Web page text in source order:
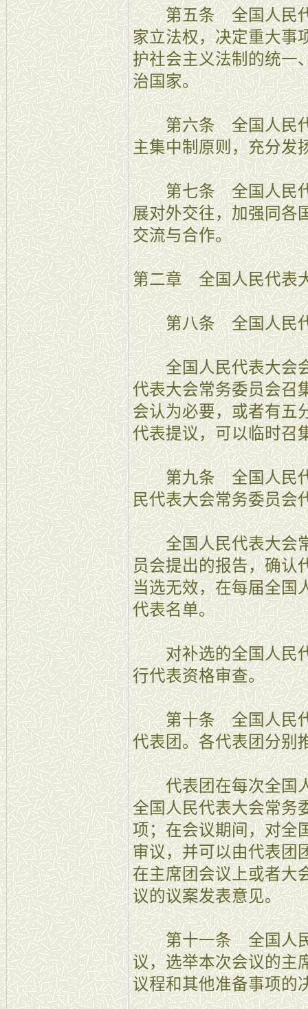
第五条 全国人民代
家立法权，决定重大事
护社会主义法制的统一
治国家。
第六条 全国人民代
主集中制原则，充分发
第七条 全国人民代
展对外交往，加强同各
交流与合作。
第二章 全国人民代表
第八条 全国人民代
全国人民代表大会会
代表大会常务委员会召
会认为必要，或者有五
代表提议，可以临时召
第九条 全国人民代
民代表大会常务委员会
全国人民代表大会常
员会提出的报告，确认
当选无效，在每届全国
代表名单。
对补选的全国人民代
行代表资格审查。
第十条 全国人民代
代表团。各代表团分别
代表团在每次全国人
全国人民代表大会常务
项；在会议期间，对全
审议，并可以由代表团
在主席团会议上或者大
议的议案发表意见。
第十一条 全国人民
议，选举本次会议的主
议程和其他准备事项的